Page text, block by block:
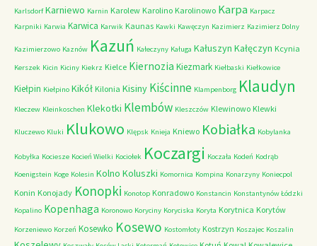
Karlsdorf Karniewo Karnin Karolew Karolino Karolinowo Karpa Karpacz
Karpniki Karwia Karwica Karwik Kaunas Kawki Kawęczyn Kazimierz Kazimierz Dolny
Kazimierzowo Kaznów Kazuń Kałeczyny Kaługa Kałuszyn Kałęczyn Kcynia
Kerszek Kicin Kiciny Kiekrz Kielce Kiernozia Kiezmark Kiełbaski Kiełkowice
Kiełpin Kiełpino Kikół Kilonia Kisiny Kiścinne Klampenborg Klaudyn
Kleczew Kleinkoschen Klekotki Klembów Kleszczów Klewinowo Klewki
Kluczewo Kluki Klukowo Klępsk Knieja Kniewo Kobiałka Kobylanka
Kobyłka Kociesze Kocień Wielki Kociołek Koczargi Koczała Kodeń Kodrąb
Koenigstein Koge Kolesin Kolno Koluszki Komornica Kompina Konarzyny Koniecpol
Konin Konojady Konopki Konotop Konradowo Konstancin Konstantynów Łódzki
Kopalino Kopenhaga Koronowo Koryciny Koryciska Koryta Korytnica Korytów
Korzeniewo Korzeń Kosewko Kosewo Kostomłoty Kostrzyn Koszajec Koszalin